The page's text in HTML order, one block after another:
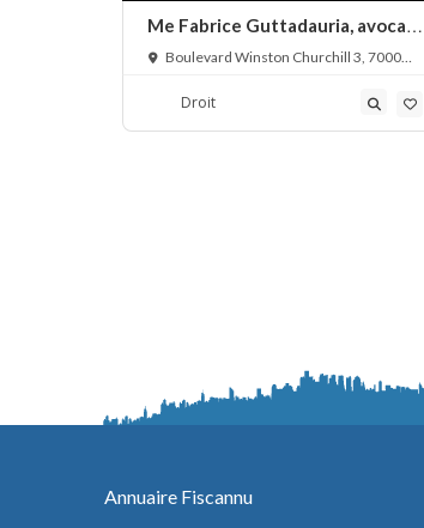
Me Fabrice Guttadauria, avocat
droit pénal
Boulevard Winston Churchill 3, 7000
Droit
Annuaire Fiscannu